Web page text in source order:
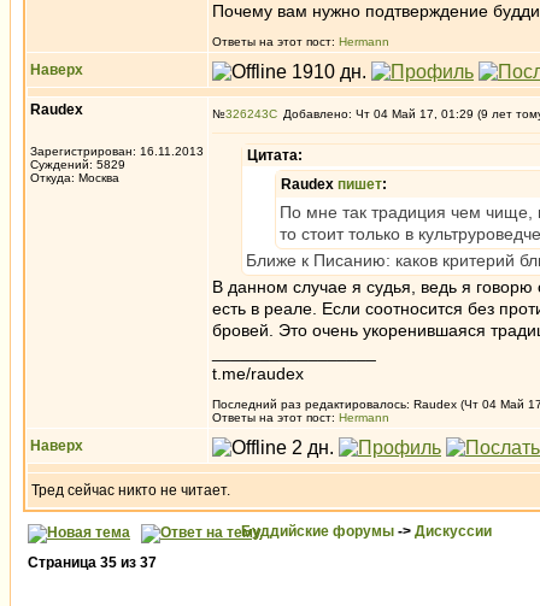
Почему вам нужно подтверждение
Ответы на этот пост: Hermann
Наверх
Raudex
Зарегистрирован: 16.11.2013
Суждений: 5829
Откуда: Москва
№326243 Добавлено: Чт 04 Май 17, 01:29 (9 лет
Цитата:
Raudex пишет:
По мне так традиция чем чище,
то стоит только в
Ближе к Писанию: каков критерий
В данном случае я судья, ведь я говорю
есть в реале. Если соотносится без
бровей. Это очень укоренившаяся
t.me/raudex
Последний раз редактировалось: Raudex (Чт 04 Май
Ответы на этот пост: Hermann
Наверх
Тред сейчас никто не читает.
Буддийские форумы -> Дискуссии
Страница 35 из 37